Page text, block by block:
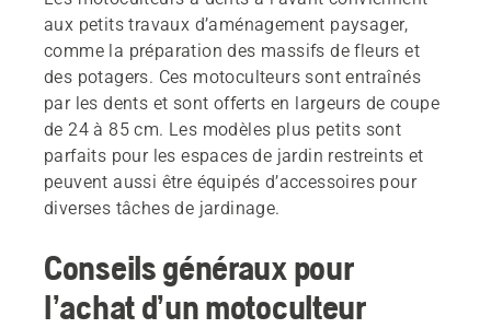
aux petits travaux d’aménagement paysager,
comme la préparation des massifs de fleurs et
des potagers. Ces motoculteurs sont entraînés
par les dents et sont offerts en largeurs de coupe
de 24 à 85 cm. Les modèles plus petits sont
parfaits pour les espaces de jardin restreints et
peuvent aussi être équipés d’accessoires pour
diverses tâches de jardinage.
Conseils généraux pour
l’achat d’un motoculteur